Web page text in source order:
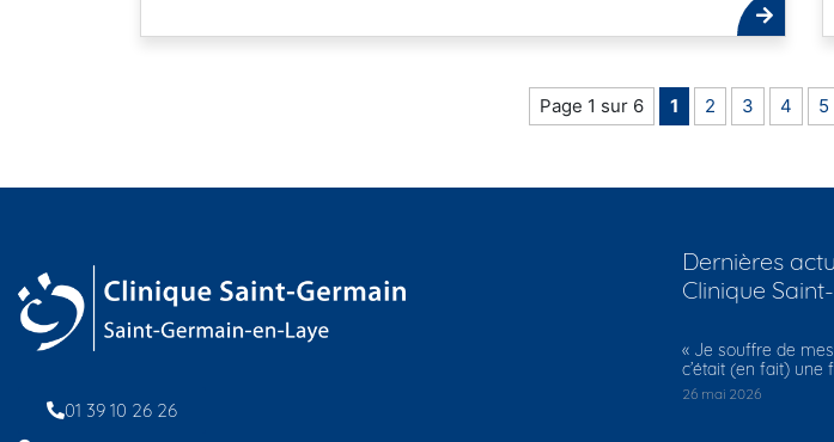
Page 1 sur 6 1 2 3 4 5
01 39 10 26 26
Dernières
Clinique
​« Je souffre de
c’était (en fait) une
26 mai 2026